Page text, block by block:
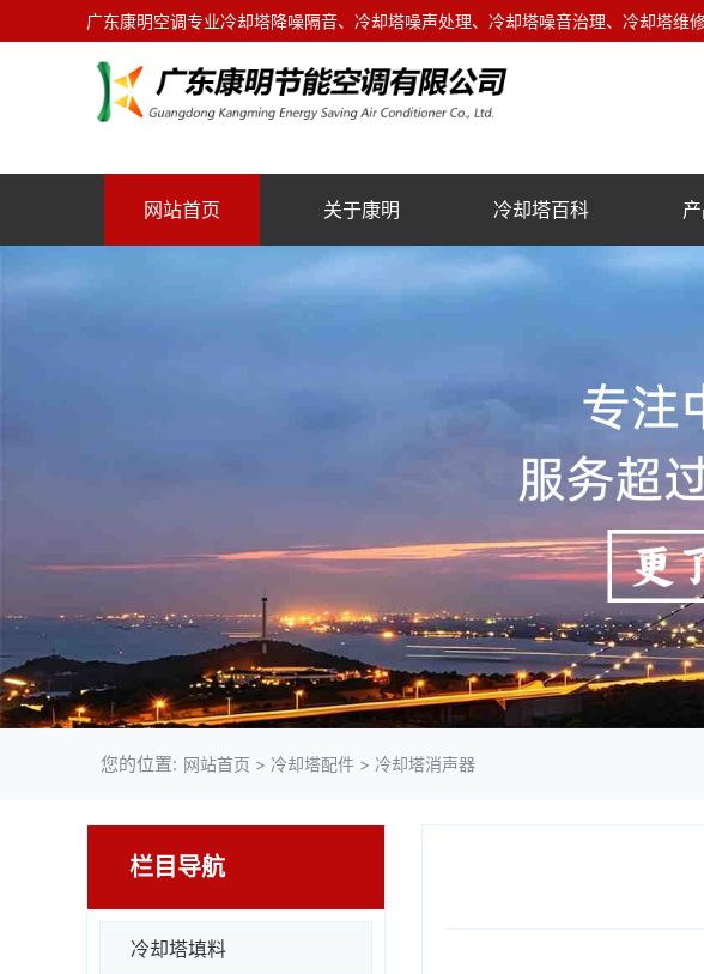
广东康明空调专业冷却塔降噪隔音、冷却塔噪声处理、冷却塔噪音治理、冷却塔
网站首页 关于康明 冷却塔百科
您的位置: 网站首页 > 冷却塔配件 > 冷却塔消声器
栏目导航
冷却塔填料